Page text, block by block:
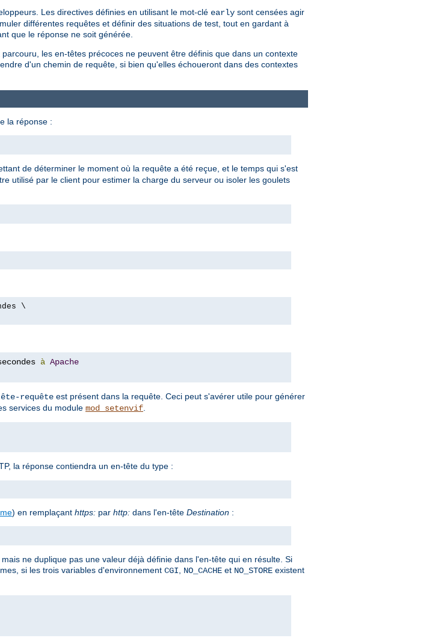
Les directives définies en utilisant le mot-clé early sont censées agir
différentes requêtes et définir des situations de test, tout en gardant à
que le réponse ne soit générée.
les en-têtes précoces ne peuvent être définis que dans un contexte
d'un chemin de requête, si bien qu'elles échoueront dans des contextes
la réponse :
de déterminer le moment où la requête a été reçue, et le temps qui s'est
utilisé par le client pour estimer la charge du serveur ou isoler les goulets
\
à Apache
requête est présent dans la requête. Ceci peut s'avérer utile pour générer
services du module mod_setenvif
la réponse contiendra un en-tête du type :
) en remplaçant https: par http: dans l'en-tête Destination :
ne duplique pas une valeur déjà définie dans l'en-tête qui en résulte. Si
si les trois variables d'environnement CGI NO_CACHE et NO_STORE existent